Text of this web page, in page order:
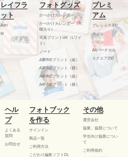
レイフラ
ット
A4H
M
フォトグッズ
かべかけカレンダー
かべかけカレンダー（六
曜入り）
写真プリントLW（Lワイ
ド）
ノート
A3FINEプリント（縦）
A3FINEプリント（横）
A4FINEプリント（縦）
A4FINEプリント（横）
プレミ
アム
プレシャス300
カノン
バロン
A4バーチカル
スクエア250
ヘル
プ
よくある
質問
お問合せ
フォトブック
を作る
サインイン
商品一覧
ご利用方法
こだわり編集ソフトDL
その他
運営会社
協業、協賛について
学生向け協業につい
て
ご利用規約